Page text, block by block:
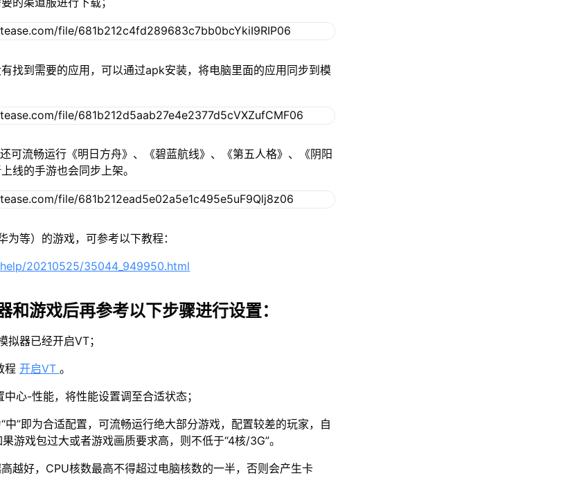
找到需要的应用，可以通过apk安装，将电脑里面的应用同步到模
可流畅运行《明日方舟》、《碧蓝航线》、《第五人格》、《阴阳
线的手游也会同步上架。
为等）的游戏，可参考以下教程：
20210525/35044_949950.html
和游戏后再参考以下步骤进行设置：
拟器已经开启VT；
程开启VT。
心-性能，将性能设置调至合适状态；
中”即为合适配置，可流畅运行绝大部分游戏，配置较差的玩家，自
游戏包过大或者游戏画质要求高，则不低于“4核/3G”。
高越好，CPU核数最高不得超过电脑核数的一半，否则会产生卡